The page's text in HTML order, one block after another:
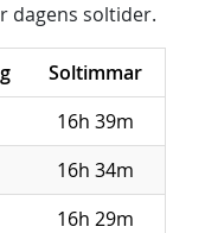
dagens soltider.
Soltimmar
16h 39m
16h 34m
16h 29m